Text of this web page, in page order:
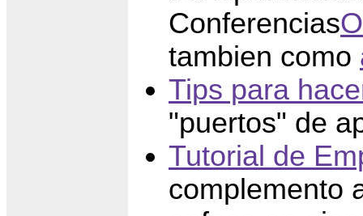
Conferencias
tambien como
Tips para
"puertos" de
Tutorial de
complemento